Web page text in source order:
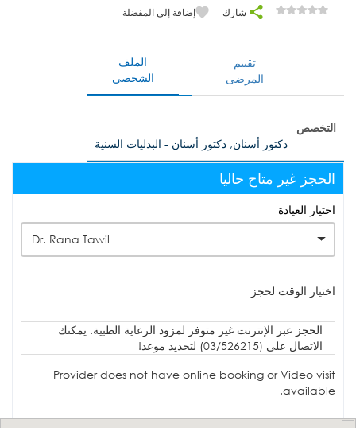
شارك إضافة إلى المفضلة
الملف
الشخصي
تقييم
المرضى
التخصص
دكتور أسنان, دكتور أسنان - البدليات السنية
الحجز غير متاح حاليا
اختيار العيادة
Dr. Rana Tawil
اختيار الوقت لحجز
الحجز عبر الإنترنت غير متوفر لمزود الرعاية الطبية. يمكنك
الاتصال على (03/526215) لتحديد موعد!
Provider does not have online booking or Video visit
available.